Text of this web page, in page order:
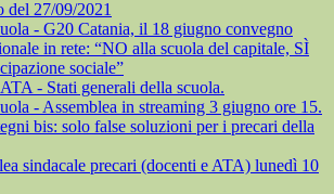
del 27/09/2021
- G20 Catania, il 18 giugno convegno
in rete: “NO alla scuola del capitale, SÌ
sociale”
- Stati generali della scuola.
- Assemblea in streaming 3 giugno ore 15.
bis: solo false soluzioni per i precari della
sindacale precari (docenti e ATA) lunedì 10